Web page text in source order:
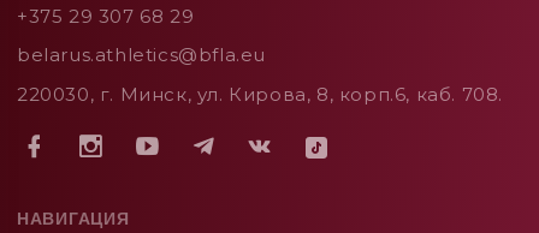
+375 29 307 68 29
belarus.athletics@bfla.eu
220030, г. Минск, ул. Кирова, 8, корп.6, каб. 708.
НАВИГАЦИЯ